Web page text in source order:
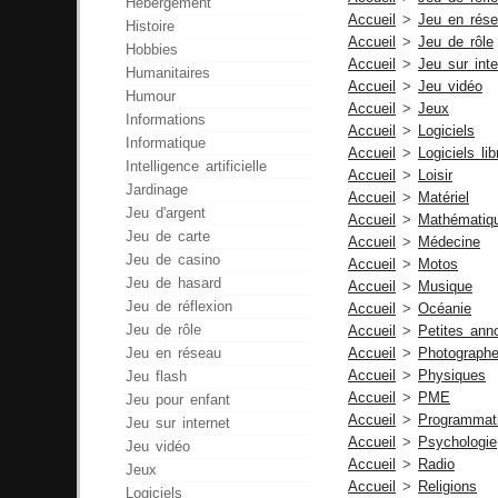
Hébergement
Histoire
Hobbies
Humanitaires
Humour
Informations
Informatique
Intelligence artificielle
Jardinage
Jeu d'argent
Jeu de carte
Jeu de casino
Jeu de hasard
Jeu de réflexion
Jeu de rôle
Jeu en réseau
Jeu flash
Jeu pour enfant
Jeu sur internet
Jeu vidéo
Jeux
Logiciels
Accueil
> Jeu en
Accueil
> Jeu de rôle
Accueil
> Jeu sur
Accueil
> Jeu vidéo
Accueil
> Jeux
Accueil
>
Logiciels
Accueil
>
Logiciels
Accueil
>
Loisir
Accueil
>
Matériel
Accueil
>
Accueil
>
Médecine
Accueil
>
Motos
Accueil
>
Musique
Accueil
> Océanie
Accueil
>
Petites
Accueil
>
Photographe
Accueil
>
Physiques
Accueil
>
PME
Accueil
>
Accueil
>
Psychologie
Accueil
>
Radio
Accueil
>
Religions